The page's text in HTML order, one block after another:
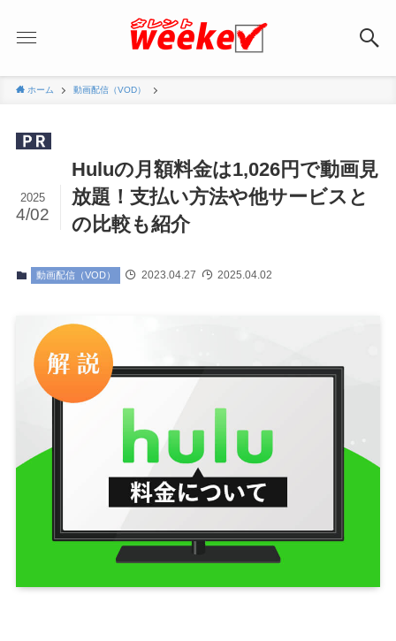
ホーム 動画配信（VOD）
Huluの月額料金は1,026円で動画見
放題！支払い方法や他サービスと
の比較も紹介
2025
4/02
動画配信（VOD） 2023.04.27 2025.04.02